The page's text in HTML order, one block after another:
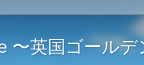
〜英国ゴール